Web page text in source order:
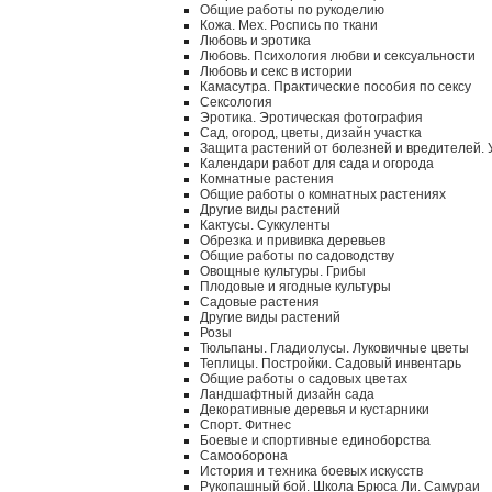
Общие работы по рукоделию
Кожа. Мех. Роспись по ткани
Любовь и эротика
Любовь. Психология любви и сексуальности
Любовь и секс в истории
Камасутра. Практические пособия по сексу
Сексология
Эротика. Эротическая фотография
Сад, огород, цветы, дизайн участка
Защита растений от болезней и вредителей.
Календари работ для сада и огорода
Комнатные растения
Общие работы о комнатных растениях
Другие виды растений
Кактусы. Суккуленты
Обрезка и прививка деревьев
Общие работы по садоводству
Овощные культуры. Грибы
Плодовые и ягодные культуры
Садовые растения
Другие виды растений
Розы
Тюльпаны. Гладиолусы. Луковичные цветы
Теплицы. Постройки. Садовый инвентарь
Общие работы о садовых цветах
Ландшафтный дизайн сада
Декоративные деревья и кустарники
Спорт. Фитнес
Боевые и спортивные единоборства
Самооборона
История и техника боевых искусств
Рукопашный бой. Школа Брюса Ли. Самураи